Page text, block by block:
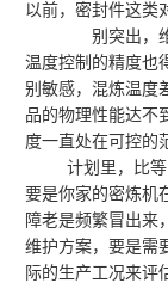
以前，密封件这类
别突出，
温度控制的精度也
别敏感，混炼温度
品的物理性能达不
度一直处在可控的
计划里，比
要是你家的密炼机
障老是频繁冒出来
维护方案，要是需
际的生产工况来评